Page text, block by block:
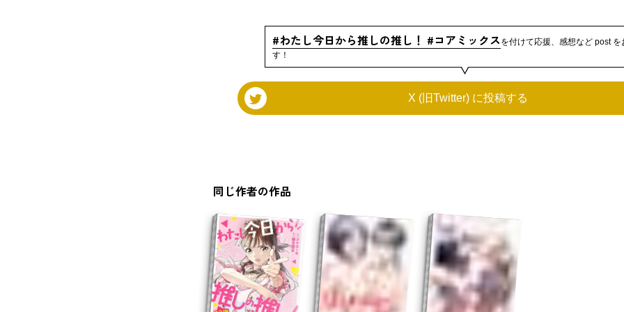
#わたし今日から推しの推し！ #コアミックスを付けて応援、感想など post を
す！
X (旧Twitter) に投稿する
同じ作者の作品